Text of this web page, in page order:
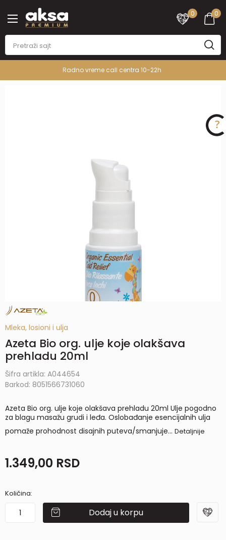
0
0
Radno vreme call centra 10-22h
Mleka, losioni i ulja
Azeta Bio org. ulje koje olakšava
prehladu 20ml
Šifra artikla: A044654
Barkod: 8051566731060
Azeta Bio org. ulje koje olakšava prehladu 20ml Ulje pogodno
za blagu masažu grudi i leđa. Oslobađanje esencijalnih ulja
pomaže prohodnost disajnih puteva/smanjuje... Detaljnije
1.349,00 RSD
Količina:
Dodaj u korpu